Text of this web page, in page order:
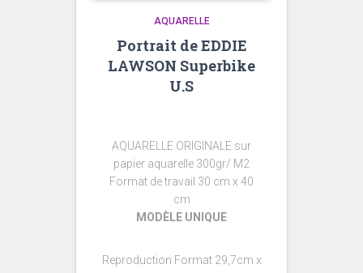
AQUARELLE
Portrait de EDDIE
LAWSON Superbike
U.S
AQUARELLE ORIGINALE sur
papier aquarelle 300gr/ M2
Format de travail 30 cm x 40
cm
MODÈLE UNIQUE
Reproduction Format 29,7cm x